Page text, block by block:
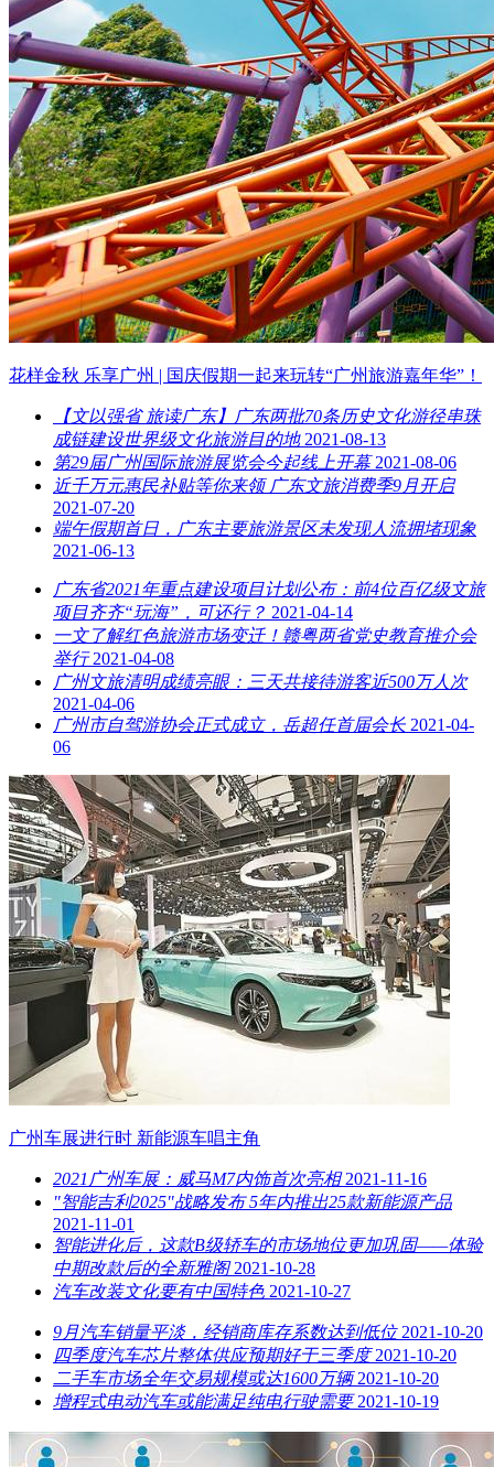
花样金秋 乐享广州 | 国庆假期一起来玩转“广州旅游嘉年华”！
【文以强省 旅读广东】广东两批70条历史文化游径串珠
成链建设世界级文化旅游目的地 2021-08-13
第29届广州国际旅游展览会今起线上开幕 2021-08-06
近千万元惠民补贴等你来领 广东文旅消费季9月开启
2021-07-20
端午假期首日，广东主要旅游景区未发现人流拥堵现象
2021-06-13
广东省2021年重点建设项目计划公布：前4位百亿级文旅
项目齐齐“玩海”，可还行？ 2021-04-14
一文了解红色旅游市场变迁！赣粤两省党史教育推介会
举行 2021-04-08
广州文旅清明成绩亮眼：三天共接待游客近500万人次
2021-04-06
广州市自驾游协会正式成立，岳超任首届会长 2021-04-
06
广州车展进行时 新能源车唱主角
2021广州车展：威马M7内饰首次亮相 2021-11-16
"智能吉利2025"战略发布 5年内推出25款新能源产品
2021-11-01
智能进化后，这款B级轿车的市场地位更加巩固——体验
中期改款后的全新雅阁 2021-10-28
汽车改装文化要有中国特色 2021-10-27
9月汽车销量平淡，经销商库存系数达到低位 2021-10-20
四季度汽车芯片整体供应预期好于三季度 2021-10-20
二手车市场全年交易规模或达1600万辆 2021-10-20
增程式电动汽车或能满足纯电行驶需要 2021-10-19